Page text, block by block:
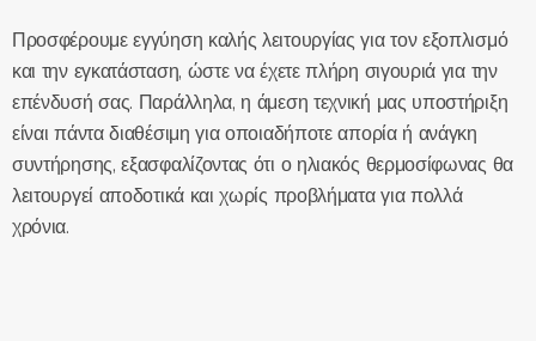
Προσφέρουμε εγγύηση καλής λειτουργίας για τον εξοπλισμό
και την εγκατάσταση, ώστε να έχετε πλήρη σιγουριά για την
επένδυσή σας. Παράλληλα, η άμεση τεχνική μας υποστήριξη
είναι πάντα διαθέσιμη για οποιαδήποτε απορία ή ανάγκη
συντήρησης, εξασφαλίζοντας ότι ο ηλιακός θερμοσίφωνας θα
λειτουργεί αποδοτικά και χωρίς προβλήματα για πολλά
χρόνια.